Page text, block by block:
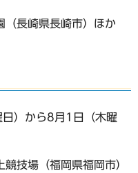
長崎県長崎市）ほか
）から8月1日（木曜
技場（福岡県福岡市）